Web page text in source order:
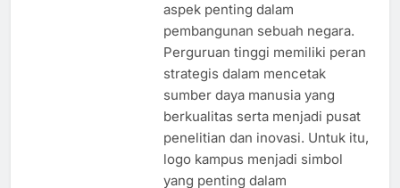
aspek penting dalam
pembangunan sebuah negara.
Perguruan tinggi memiliki peran
strategis dalam mencetak
sumber daya manusia yang
berkualitas serta menjadi pusat
penelitian dan inovasi. Untuk itu,
logo kampus menjadi simbol
yang penting dalam